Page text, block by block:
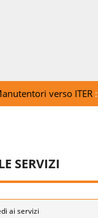
verso ITER:
SERVIZI
ai servizi